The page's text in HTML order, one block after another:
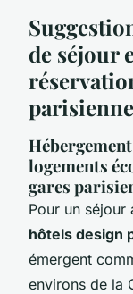
de séjour
logements
gares
Pour un séjour
hôtels design
émergent
environs de la